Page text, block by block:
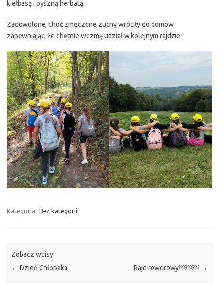
kiełbasą i pyszną herbatą.
Zadowolone, choć zmęczone zuchy wróciły do domów
zapewniając, że chętnie wezmą udział w kolejnym rajdzie.
Kategoria: Bez kategorii
Zobacz wpisy
← Dzień Chłopaka Rajd rowerowy￼￼￼ →